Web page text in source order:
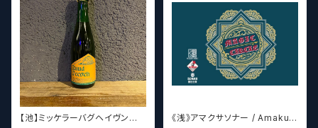
【池】ミッケラーバグヘイヴン
《浅》アマクサソナー / Amakus